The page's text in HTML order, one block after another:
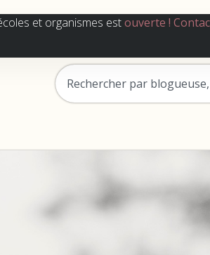
et organismes estouverte !